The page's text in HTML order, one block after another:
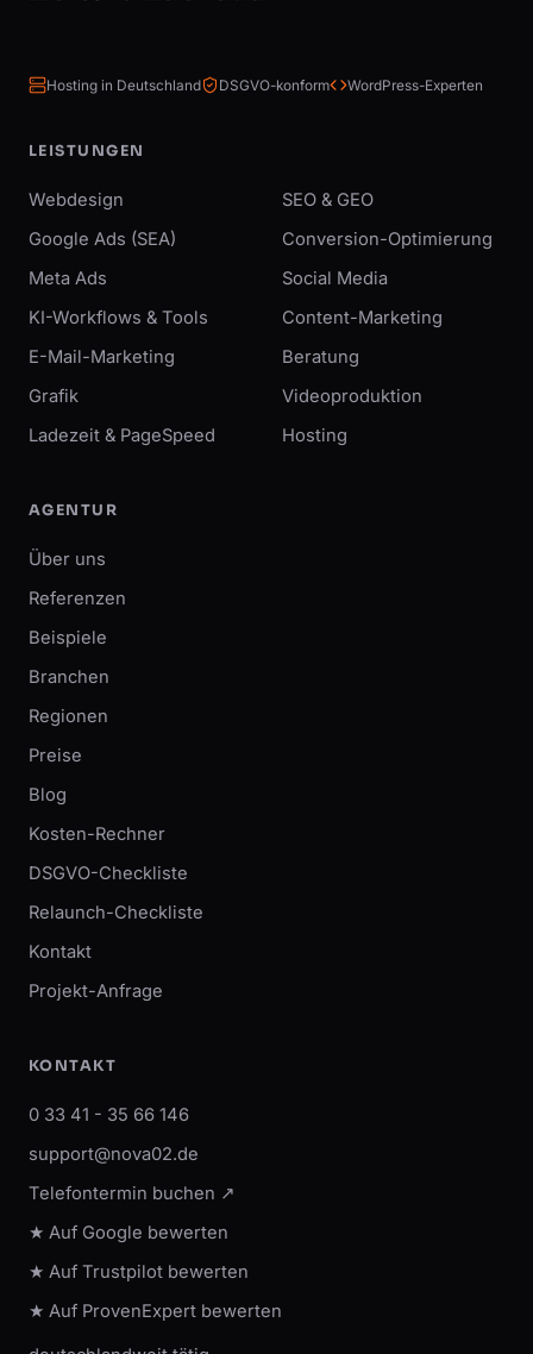
Hosting in Deutschland DSGVO-konform WordPress-Experten
LEISTUNGEN
Webdesign
SEO & GEO
Google Ads (SEA)
Conversion-Optimierung
Meta Ads
Social Media
KI-Workflows & Tools
Content-Marketing
E-Mail-Marketing
Beratung
Grafik
Videoproduktion
Ladezeit & PageSpeed
Hosting
AGENTUR
Über uns
Referenzen
Beispiele
Branchen
Regionen
Preise
Blog
Kosten-Rechner
DSGVO-Checkliste
Relaunch-Checkliste
Kontakt
Projekt-Anfrage
KONTAKT
0 33 41 - 35 66 146
support@nova02.de
Telefontermin buchen ↗
★ Auf Google bewerten
★ Auf Trustpilot bewerten
★ Auf ProvenExpert bewerten